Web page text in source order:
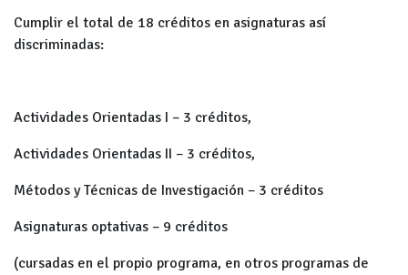
Cumplir el total de 18 créditos en asignaturas así
discriminadas:
Actividades Orientadas I – 3 créditos,
Actividades Orientadas II – 3 créditos,
Métodos y Técnicas de Investigación – 3 créditos
Asignaturas optativas – 9 créditos
(cursadas en el propio programa, en otros programas de